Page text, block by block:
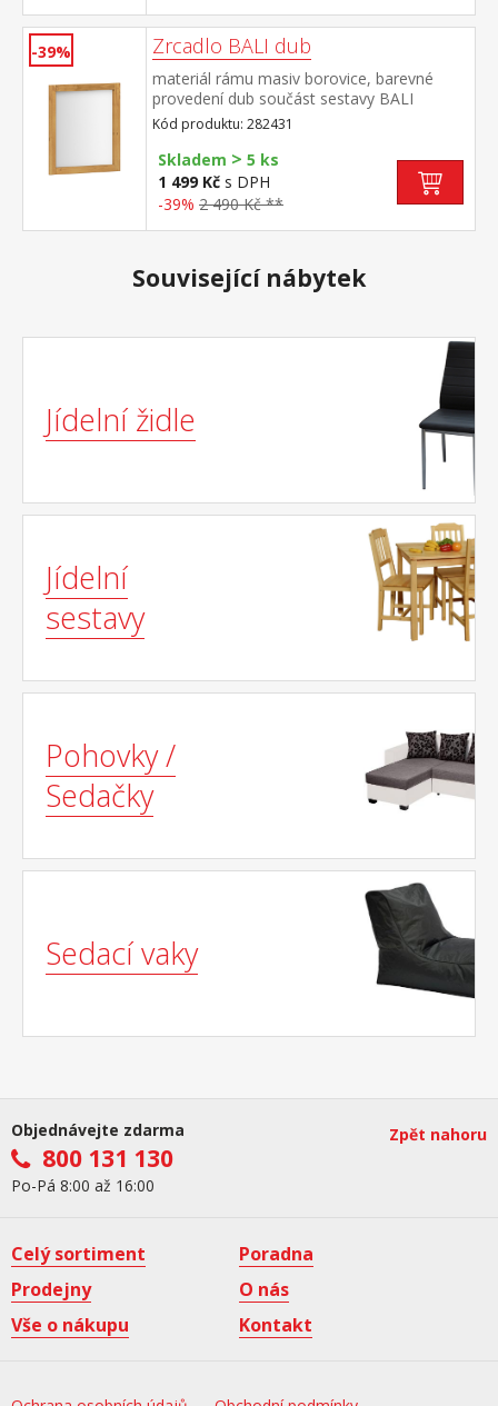
-39% Zrcadlo BALI dub
materiál rámu masiv borovice, barevné
provedení dub součást sestavy BALI
Kód produktu: 282431
Skladem > 5 ks
1 499 Kč s DPH
-39% 2 490 Kč **
Související nábytek
Jídelní židle
Jídelní
sestavy
Pohovky /
Sedačky
Sedací vaky
Objednávejte zdarma
800 131 130
Po-Pá 8:00 až 16:00
Zpět nahoru
Celý sortiment
Poradna
Prodejny
O nás
Vše o nákupu
Kontakt